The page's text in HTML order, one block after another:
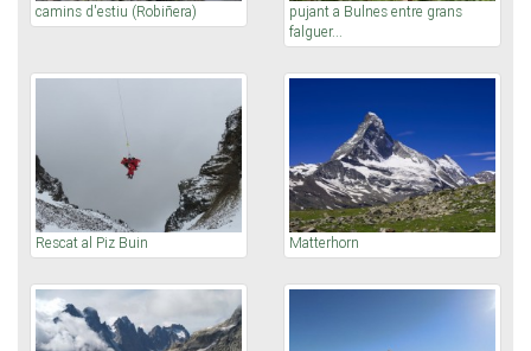
camins d'estiu (Robiñera)
pujant a Bulnes entre grans
falguer...
Rescat al Piz Buin Matterhorn